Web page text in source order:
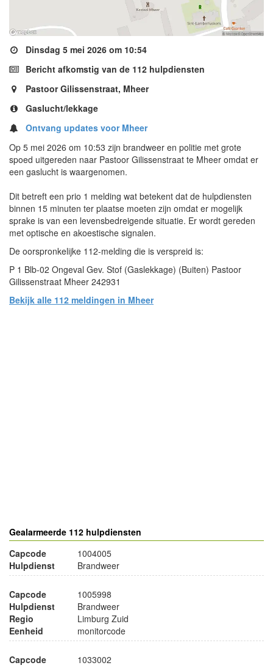
Dinsdag 5 mei 2026 om 10:54
Bericht afkomstig van de 112 hulpdiensten
Pastoor Gilissenstraat, Mheer
Gaslucht/lekkage
Ontvang updates voor Mheer
Op 5 mei 2026 om 10:53 zijn brandweer en politie met grote
spoed uitgereden naar Pastoor Gilissenstraat te Mheer omdat er
een gaslucht is waargenomen.
Dit betreft een prio 1 melding wat betekent dat de hulpdiensten
binnen 15 minuten ter plaatse moeten zijn omdat er mogelijk
sprake is van een levensbedreigende situatie. Er wordt gereden
met optische en akoestische signalen.
De oorspronkelijke 112-melding die is verspreid is:
P 1 Blb-02 Ongeval Gev. Stof (Gaslekkage) (Buiten) Pastoor
Gilissenstraat Mheer 242931
Bekijk alle 112 meldingen in Mheer
Gealarmeerde 112 hulpdiensten
Capcode
1004005
Hulpdienst
Brandweer
Capcode
1005998
Hulpdienst
Brandweer
Regio
Limburg Zuid
Eenheid
monitorcode
Capcode
1033002